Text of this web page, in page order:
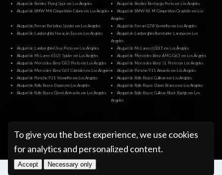
Aluguel de Bentley Flying Spur em Los Angeles
Aluguel de Bentley Bentayga Preto em Los Angeles
Aluguel de BMW M4 Competition Cabrio em Los Angeles
Aluguel de BMW X6 M Competition Graphite em Los
Angeles
Aluguel de Ferrari Portofino Spyder em Los Angeles
Aluguel de Ferrari GTB Vermelho em Los Angeles
Aluguel de Lamborghini Huracán Evo em Los Angeles
Aluguel de Lamborghini Aventador Laranja em Los
Angeles
Aluguel de Lamborghini Urus Preto em Los Angeles
Aluguel de McLaren 600LT em Los Angeles
Aluguel de McLaren 650S Spider em Los Angeles
Aluguel de Mercedes-Benz AMG G63 em Los Angeles
Aluguel de Mercedes-Benz G63 Preto em Los Angeles
Aluguel de Mercedes-Benz SL Preto em Los Angeles
Aluguel de Mercedes-Benz C63 Cabriolet em Los Angeles
Aluguel de Porsche 911 Amarelo em Los Angeles
Aluguel de Porsche 911 Vermelho em Los Angeles
Aluguel de Rolls-Royce Cullinan em Los Angeles
Aluguel de Rolls-Royce Dawn em Los Angeles
Aluguel de Rolls-Royce Dawn Branco em Los Angeles
Aluguel de Rolls-Royce Ghost Antracite em Los Angeles
Aluguel de Rolls-Royce Cullinan Black Badge em Los
Angeles
To give you the best experience, we use cookies
for analytics and personalized content.
Accept Necessary only